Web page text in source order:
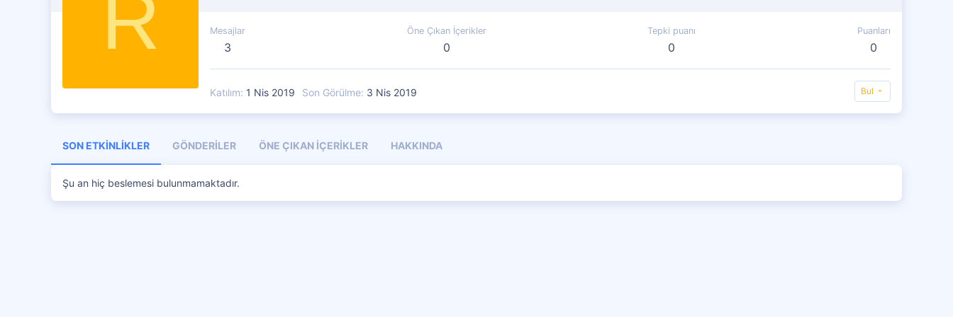
R Mesajlar
3
Öne Çıkan İçerikler
0
Tepki puanı
0
Puanları
0
Katılım 1 Nis 2019 Son Görülme 3 Nis 2019 Bul
SON ETKINLIKLER GÖNDERILER ÖNE ÇIKAN İÇERIKLER HAKKINDA
Şu an hiç beslemesi bulunmamaktadır.